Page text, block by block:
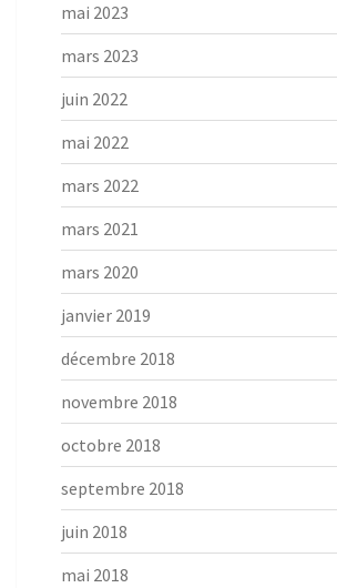
mai 2023
mars 2023
juin 2022
mai 2022
mars 2022
mars 2021
mars 2020
janvier 2019
décembre 2018
novembre 2018
octobre 2018
septembre 2018
juin 2018
mai 2018